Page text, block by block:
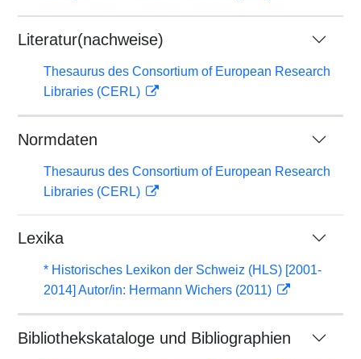
Literatur(nachweise)
Thesaurus des Consortium of European Research
Libraries (CERL)
Normdaten
Thesaurus des Consortium of European Research
Libraries (CERL)
Lexika
* Historisches Lexikon der Schweiz (HLS) [2001-
2014] Autor/in: Hermann Wichers (2011)
Bibliothekskataloge und Bibliographien